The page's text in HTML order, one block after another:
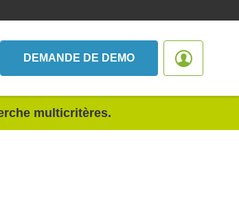
DEMANDE DE DEMO
multicritères.